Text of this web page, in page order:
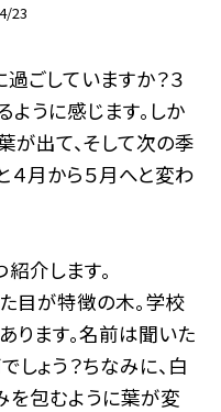
23
ごしていますか？３
うに感じます。しか
が出て、そして次の季
４月から５月へと変わ
介します。
目が特徴の木。学校
ります。名前は聞いた
しょう？ちなみに、白
を包むように葉が変